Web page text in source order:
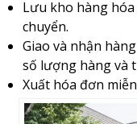
Lưu kho hàng
chuyển.
Giao và nhận
số lượng hàng và
Xuất hóa đơn